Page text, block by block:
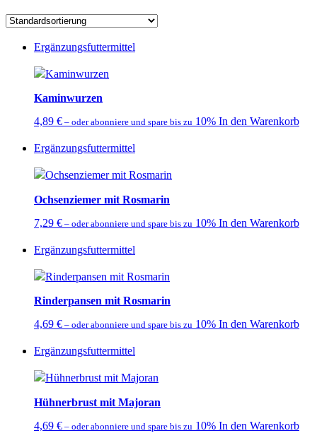
Ergänzungsfuttermittel
Kaminwurzen
4,89 € – oder abonniere und spare bis zu 10% In den Warenkorb
Ergänzungsfuttermittel
Ochsenziemer mit Rosmarin
7,29 € – oder abonniere und spare bis zu 10% In den Warenkorb
Ergänzungsfuttermittel
Rinderpansen mit Rosmarin
4,69 € – oder abonniere und spare bis zu 10% In den Warenkorb
Ergänzungsfuttermittel
Hühnerbrust mit Majoran
4,69 € – oder abonniere und spare bis zu 10% In den Warenkorb